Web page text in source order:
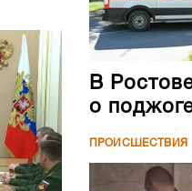
В
о
ПРОИСШЕСТВИЯ